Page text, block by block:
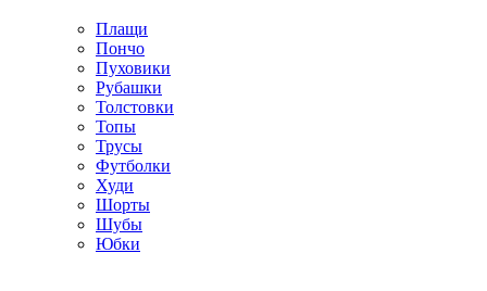
Плащи
Пончо
Пуховики
Рубашки
Толстовки
Топы
Трусы
Футболки
Худи
Шорты
Шубы
Юбки